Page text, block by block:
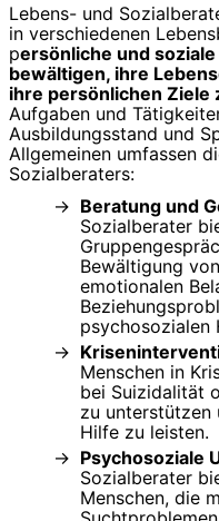
Lebens- und
in verschiedenen
persönliche und
bewältigen, ihre
ihre persönlichen Ziele
Aufgaben und
Ausbildungsstand und
Allgemeinen umfassen
Sozialberaters:
Beratung und
Sozialberater
Bewältigung
emotionalen
psychosozialen
Menschen in
bei Suizidalität
zu unterstützen
Hilfe zu leisten.
Psychosoziale
Sozialberater
Menschen, die